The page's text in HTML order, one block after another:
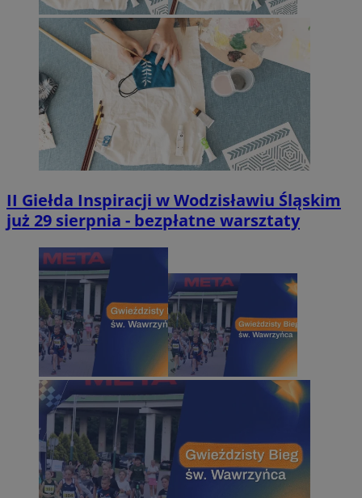
II Giełda Inspiracji w Wodzisławiu Śląskim
już 29 sierpnia - bezpłatne warsztaty